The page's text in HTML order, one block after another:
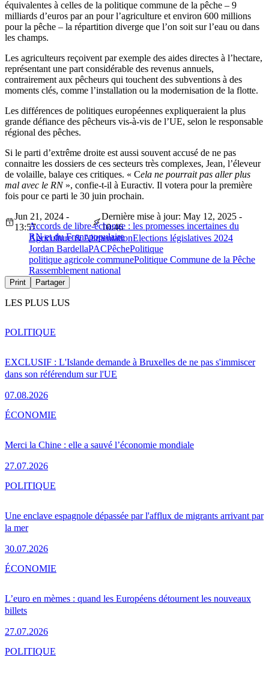
équivalentes à celles de la politique commune de la pêche – 9
milliards d’euros par an pour l’agriculture et environ 600 millions
pour la pêche – la répartition diverge que l’on soit sur l’eau ou dans
les champs.
Les agriculteurs reçoivent par exemple des aides directes à l’hectare,
représentant une part considérable des revenus annuels,
contrairement aux pêcheurs qui touchent des subventions à des
moments clés, comme l’installation ou la modernisation de la flotte.
Les différences de politiques européennes expliqueraient la plus
grande défiance des pêcheurs vis-à-vis de l’UE, selon le responsable
régional des pêches.
Si le parti d’extrême droite est aussi souvent accusé de ne pas
connaitre les dossiers de ces secteurs très complexes, Jean, l’éleveur
de volaille, balaye ces critiques. « Cela ne pourrait pas aller plus
mal avec le RN», confie-t-il à Euractiv. Il votera pour la première
fois pour ce parti le 30 juin prochain.
Accords de libre-échange : les promesses incertaines du
RN et du Front populaire
Jun 21, 2024 -
13:57
Dernière mise à jour: May 12, 2025 -
10:46
Agriculture & AlimentationElections législatives 2024
Jordan BardellaPACPêchePolitique
politique agricole communePolitique Commune de la Pêche
Rassemblement national
Print Partager
LES PLUS LUS
EXCLUSIF : L'Islande demande à Bruxelles de ne pas s'immiscer
dans son référendum sur l'UE
07.08.2026
POLITIQUE
Merci la Chine : elle a sauvé l’économie mondiale
27.07.2026
ÉCONOMIE
Une enclave espagnole dépassée par l'afflux de migrants arrivant par
la mer
30.07.2026
POLITIQUE
L’euro en mèmes : quand les Européens détournent les nouveaux
billets
27.07.2026
ÉCONOMIE
POLITIQUE